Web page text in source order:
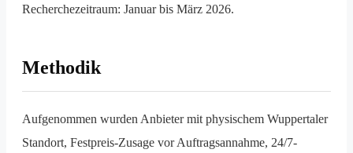
Recherchezeitraum: Januar bis März 2026.
Methodik
Aufgenommen wurden Anbieter mit physischem Wuppertaler
Standort, Festpreis-Zusage vor Auftragsannahme, 24/7-